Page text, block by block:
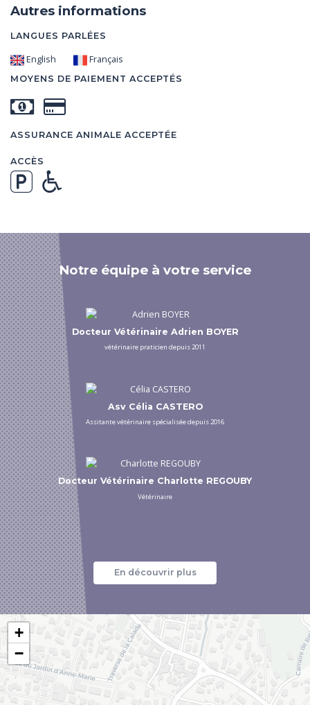
Autres informations
LANGUES PARLÉES
English Français
MOYENS DE PAIEMENT ACCEPTÉS
ASSURANCE ANIMALE ACCEPTÉE
ACCÈS
Notre équipe à votre service
Docteur Vétérinaire Adrien BOYER
vétérinaire praticien depuis 2011
Asv Célia CASTERO
Assitante vétérinaire spécialisée depuis 2016
Docteur Vétérinaire Charlotte REGOUBY
Vétérinaire
En découvrir plus
+
−